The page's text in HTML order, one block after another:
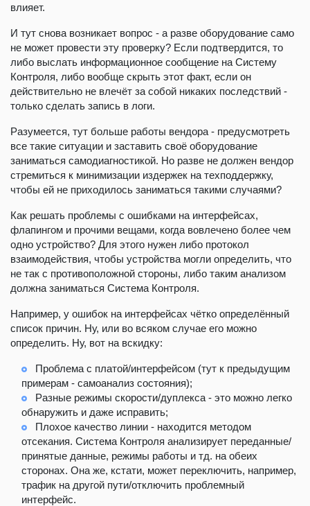
влияет.
И тут снова возникает вопрос - а разве оборудование само
не может провести эту проверку? Если подтвердится, то
либо выслать информационное сообщение на Систему
Контроля, либо вообще скрыть этот факт, если он
действительно не влечёт за собой никаких последствий -
только сделать запись в логи.
Разумеется, тут больше работы вендора - предусмотреть
все такие ситуации и заставить своё оборудование
заниматься самодиагностикой. Но разве не должен вендор
стремиться к минимизации издержек на техподдержку,
чтобы ей не приходилось заниматься такими случаями?
Как решать проблемы с ошибками на интерфейсах,
флапингом и прочими вещами, когда вовлечено более чем
одно устройство? Для этого нужен либо протокол
взаимодействия, чтобы устройства могли определить, что
не так с противоположной стороны, либо таким анализом
должна заниматься Система Контроля.
Например, у ошибок на интерфейсах чётко определённый
список причин. Ну, или во всяком случае его можно
определить. Ну, вот на вскидку:
Проблема с платой/интерфейсом (тут к предыдущим
примерам - самоанализ состояния);
Разные режимы скорости/дуплекса - это можно легко
обнаружить и даже исправить;
Плохое качество линии - находится методом
отсекания. Система Контроля анализирует переданные/
принятые данные, режимы работы и тд. на обеих
сторонах. Она же, кстати, может переключить, например,
трафик на другой пути/отключить проблемный
интерфейс.